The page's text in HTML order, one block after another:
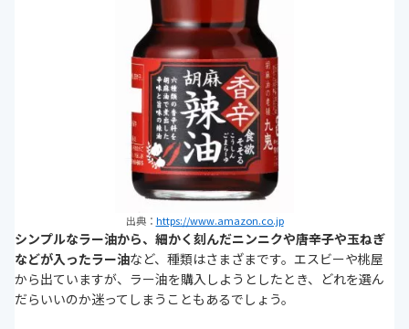
出典： https://www.amazon.co.jp
シンプルなラー油から、細かく刻んだニンニクや唐辛子や玉ねぎ
などが入ったラー油など、種類はさまざまです。エスビーや桃屋
から出ていますが、ラー油を購入しようとしたとき、どれを選ん
だらいいのか迷ってしまうこともあるでしょう。